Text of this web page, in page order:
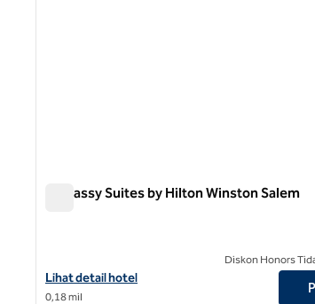
Embassy Suites by Hilton Winston Salem
Lihat detail hotel untuk Embassy Suites by Hilton
Lihat detail hotel
0,18 mil
Diskon Honors